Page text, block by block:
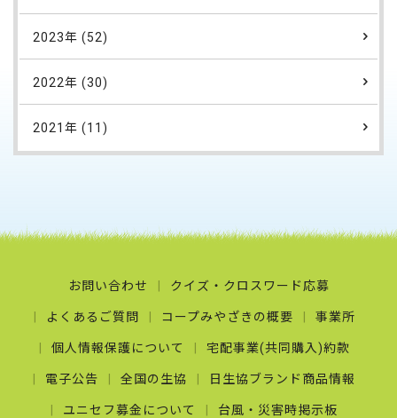
2023年 (52)
2022年 (30)
2021年 (11)
お問い合わせ クイズ・クロスワード応募
よくあるご質問 コープみやざきの概要 事業所
個人情報保護について 宅配事業(共同購入)約款
電子公告 全国の生協 日生協ブランド商品情報
ユニセフ募金について 台風・災害時掲示板